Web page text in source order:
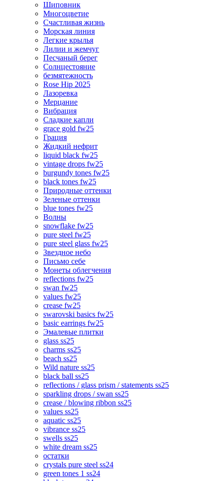
Шиповник
Многоцветие
Счастливая жизнь
Морская линия
Легкие крылья
Лилии и жемчуг
Песчаный берег
Солнцестояние
безмятежность
Rose Hip 2025
Лазоревка
Мерцание
Вибрация
Сладкие капли
grace gold fw25
Грация
Жидкий нефрит
liquid black fw25
vintage drops fw25
burgundy tones fw25
black tones fw25
Природные оттенки
Зеленые оттенки
blue tones fw25
Волны
snowflake fw25
pure steel fw25
pure steel glass fw25
Звездное небо
Письмо себе
Монеты облегчения
reflections fw25
swan fw25
values fw25
crease fw25
swarovski basics fw25
basic earrings fw25
Эмалевые плитки
glass ss25
charms ss25
beach ss25
Wild nature ss25
black ball ss25
reflections / glass prism / statements ss25
sparkling drops / swan ss25
crease / blowing ribbon ss25
values ss25
aquatic ss25
vibrance ss25
swells ss25
white dream ss25
остатки
crystals pure steel ss24
green tones 1 ss24